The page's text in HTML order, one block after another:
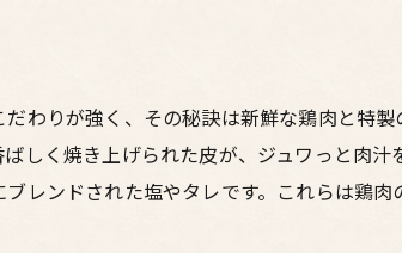
心地よい空間での食事体験
隠れ家居酒屋ならではの魅力
わりが強く、その秘訣は新鮮な鶏肉と特
しく焼き上げられた皮が、ジュワっと肉
レンドされた塩やタレです。これらは鶏